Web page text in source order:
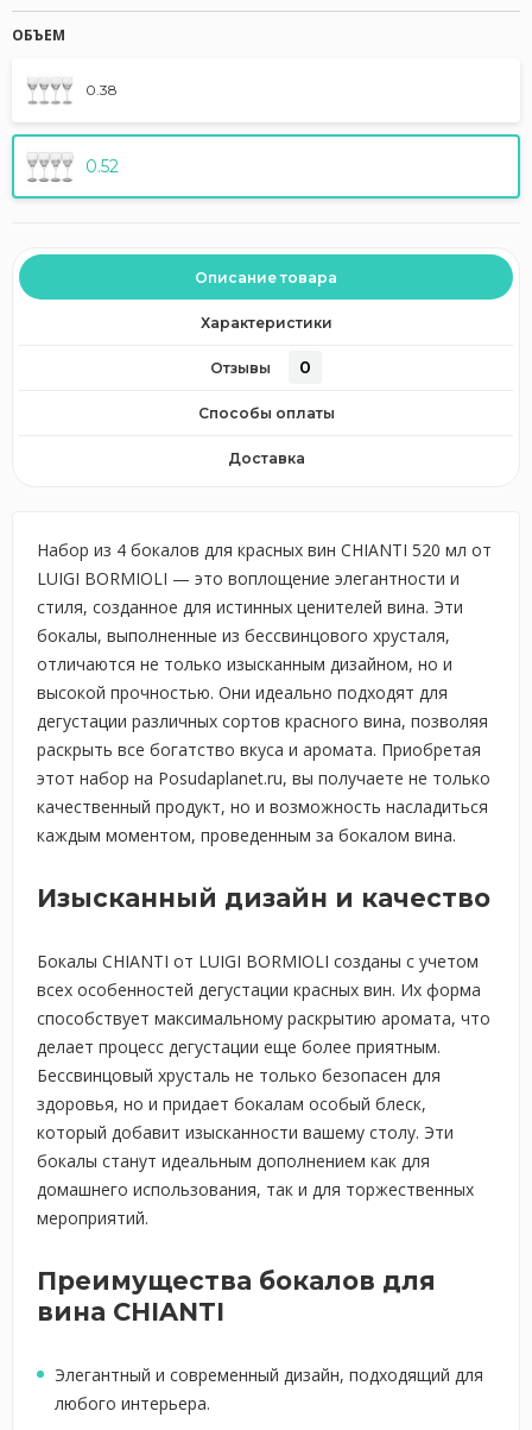
ОБЪЕМ
0.38
0.52
Описание товара
Характеристики
Отзывы 0
Способы оплаты
Доставка
Набор из 4 бокалов для красных вин CHIANTI 520 мл от
LUIGI BORMIOLI — это воплощение элегантности и
стиля, созданное для истинных ценителей вина. Эти
бокалы, выполненные из бессвинцового хрусталя,
отличаются не только изысканным дизайном, но и
высокой прочностью. Они идеально подходят для
дегустации различных сортов красного вина, позволяя
раскрыть все богатство вкуса и аромата. Приобретая
этот набор на Posudaplanet.ru, вы получаете не только
качественный продукт, но и возможность насладиться
каждым моментом, проведенным за бокалом вина.
Изысканный дизайн и качество
Бокалы CHIANTI от LUIGI BORMIOLI созданы с учетом
всех особенностей дегустации красных вин. Их форма
способствует максимальному раскрытию аромата, что
делает процесс дегустации еще более приятным.
Бессвинцовый хрусталь не только безопасен для
здоровья, но и придает бокалам особый блеск,
который добавит изысканности вашему столу. Эти
бокалы станут идеальным дополнением как для
домашнего использования, так и для торжественных
мероприятий.
Преимущества бокалов для
вина CHIANTI
Элегантный и современный дизайн, подходящий для
любого интерьера.